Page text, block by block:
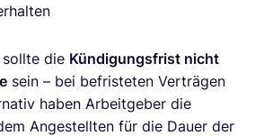
die Kündigungsfrist nicht
sein – bei befristeten Verträgen
haben Arbeitgeber die
Angestellten für die Dauer der